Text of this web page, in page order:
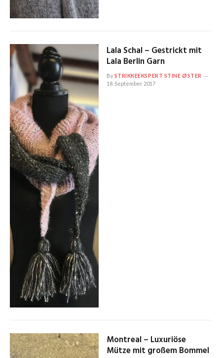
Lala Schal – Gestrickt mit
Lala Berlin Garn
BySTRIKKEEKSPERT STINE ØSTER
18. September 2017
Montreal – Luxuriöse
Mütze mit großem Bommel